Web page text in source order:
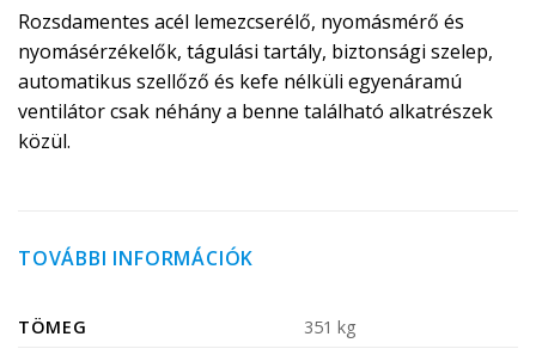
Rozsdamentes acél lemezcserélő, nyomásmérő és
nyomásérzékelők, tágulási tartály, biztonsági szelep,
automatikus szellőző és kefe nélküli egyenáramú
ventilátor csak néhány a benne található alkatrészek
közül.
TOVÁBBI INFORMÁCIÓK
TÖMEG 351 kg